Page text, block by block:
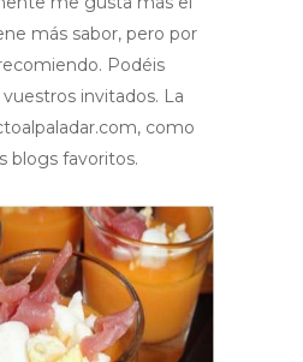
más sabor, pero por
Podéis
invitados. La
como
blogs favoritos.